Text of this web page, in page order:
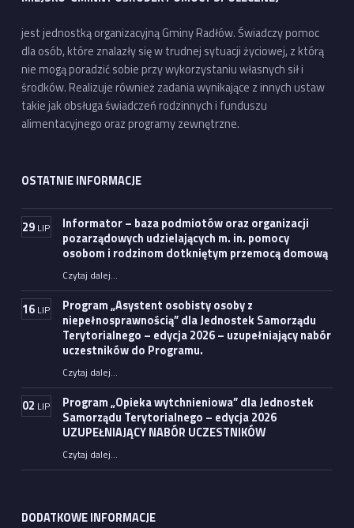
jest jednostką organizacyjną Gminy Radłów. Świadczy pomoc
dla osób, które znalazły się w trudnej sytuacji życiowej, z którą
nie mogą poradzić sobie przy wykorzystaniu własnych sił i
środków. Realizuje również zadania wynikające z innych ustaw
takie jak obsługa świadczeń rodzinnych i funduszu
alimentacyjnego oraz programy zewnętrzne.
OSTATNIE INFORMACJE
29 LIP
Informator – baza podmiotów oraz organizacji
pozarządowych udzielających m. in. pomocy
osobom i rodzinom dotkniętym przemocą domową
Czytaj dalej“Informator – baza podmiotów oraz organizacji pozarządowych udzielających m. in. pomocy osobom i rodzinom dotkniętym przemocą domową”
…
16 LIP
Program „Asystent osobisty osoby z
niepełnosprawnością” dla Jednostek Samorządu
Terytorialnego – edycja 2026 – uzupełniający nabór
uczestników do Programu.
Czytaj dalej“Program „Asystent osobisty osoby z niepełnosprawnością” dla Jednostek Samorządu Terytorialnego – edycja 2026 – uzupełniający nabór uczestników do Programu.”
…
02 LIP
Program „Opieka wytchnieniowa” dla Jednostek
Samorządu Terytorialnego – edycja 2026
UZUPEŁNIAJĄCY NABÓR UCZESTNIKÓW
Czytaj dalej“Program „Opieka wytchnieniowa” dla Jednostek Samorządu Terytorialnego – edycja 2026 UZUPEŁNIAJĄCY NABÓR UCZESTNIKÓW”
…
DODATKOWE INFORMACJE